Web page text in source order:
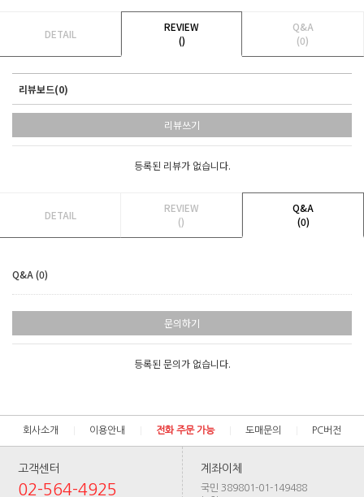
DETAIL
REVIEW
()
Q&A
(0)
리뷰보드(0)
리뷰쓰기
등록된 리뷰가 없습니다.
DETAIL
REVIEW
()
Q&A
(0)
Q&A (0)
문의하기
등록된 문의가 없습니다.
회사소개 이용안내 전화 주문 가능 도매문의 PC버전
고객센터
02-564-4925
계좌이체
국민 389801-01-149488